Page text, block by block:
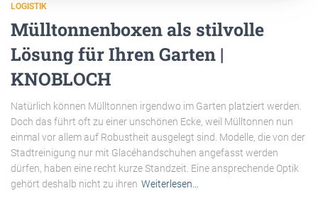
LOGISTIK
Mülltonnenboxen als stilvolle
Lösung für Ihren Garten |
KNOBLOCH
Natürlich können Mülltonnen irgendwo im Garten platziert werden.
Doch das führt oft zu einer unschönen Ecke, weil Mülltonnen nun
einmal vor allem auf Robustheit ausgelegt sind. Modelle, die von der
Stadtreinigung nur mit Glacéhandschuhen angefasst werden
dürfen, haben eine recht kurze Standzeit. Eine ansprechende Optik
gehört deshalb nicht zu ihren Weiterlesen…